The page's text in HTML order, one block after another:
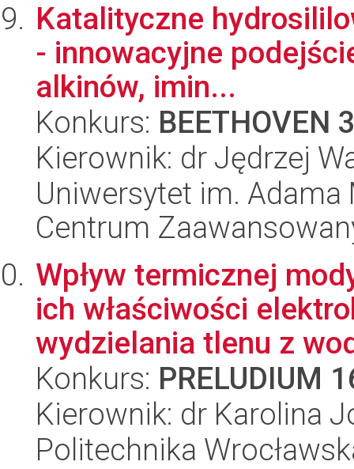
Katalityczne
- innowacyjne
alkinów, imin...
Konkurs: BEETHOVEN
Kierownik: dr Jędrzej
Uniwersytet im.
Centrum
Wpływ termicznej
ich właściwości
wydzielania tlenu z
Konkurs: PRELUDIUM
Kierownik: dr Karolina
Politechnika